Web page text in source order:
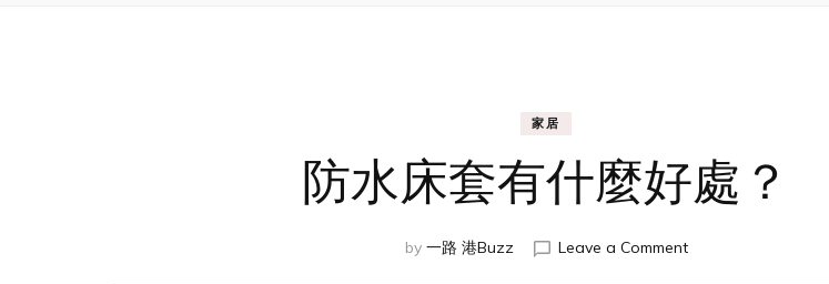
家居
防水床套有什麼好處？
by 一路 港Buzz Leave a Commenton